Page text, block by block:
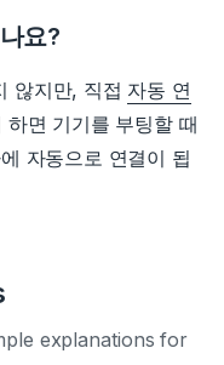
요?
않지만, 직접 자동 연
면 기기를 부팅할 때
자동으로 연결이 됩
explanations for